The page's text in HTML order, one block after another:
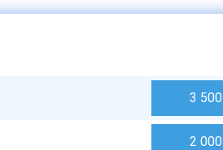
3 500
2 000